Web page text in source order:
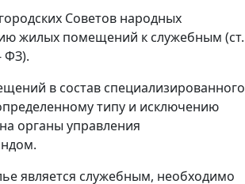
Советов народных
жилых помещений к служебным (ст.
ФЗ).
в состав специализированного
типу и исключению
органы управления
является служебным, необходимо